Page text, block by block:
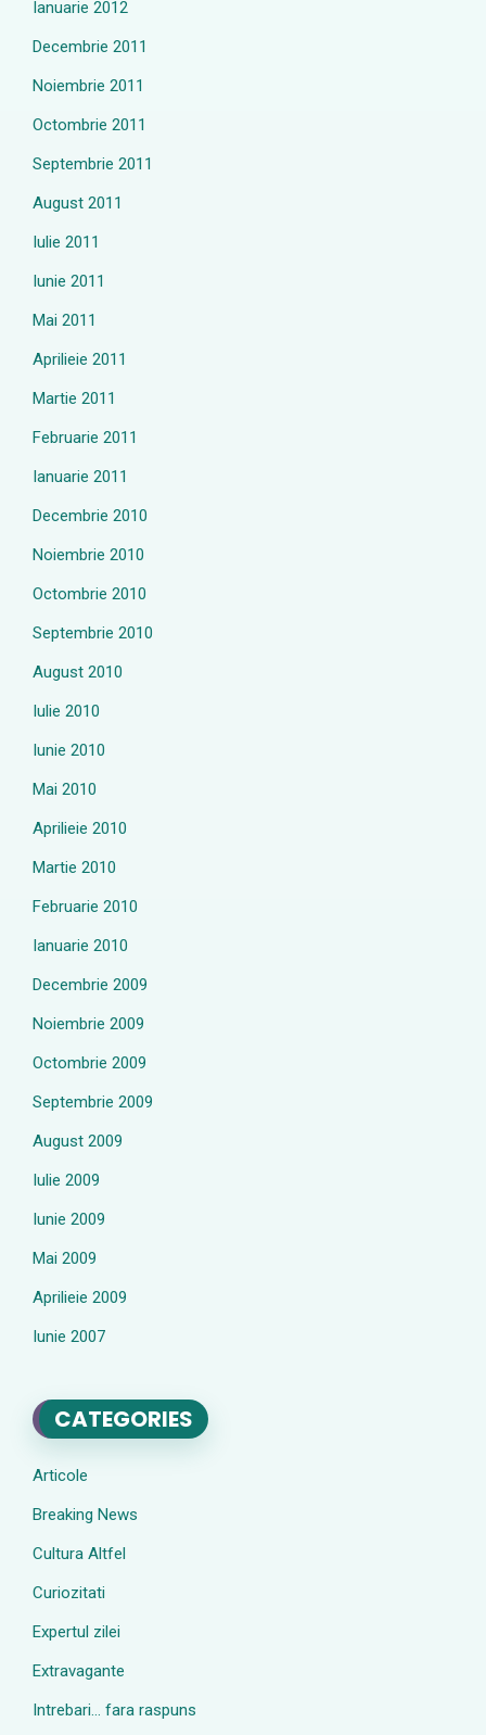
Ianuarie 2012
Decembrie 2011
Noiembrie 2011
Octombrie 2011
Septembrie 2011
August 2011
Iulie 2011
Iunie 2011
Mai 2011
Aprilieie 2011
Martie 2011
Februarie 2011
Ianuarie 2011
Decembrie 2010
Noiembrie 2010
Octombrie 2010
Septembrie 2010
August 2010
Iulie 2010
Iunie 2010
Mai 2010
Aprilieie 2010
Martie 2010
Februarie 2010
Ianuarie 2010
Decembrie 2009
Noiembrie 2009
Octombrie 2009
Septembrie 2009
August 2009
Iulie 2009
Iunie 2009
Mai 2009
Aprilieie 2009
Iunie 2007
CATEGORIES
Articole
Breaking News
Cultura Altfel
Curiozitati
Expertul zilei
Extravagante
Intrebari… fara raspuns